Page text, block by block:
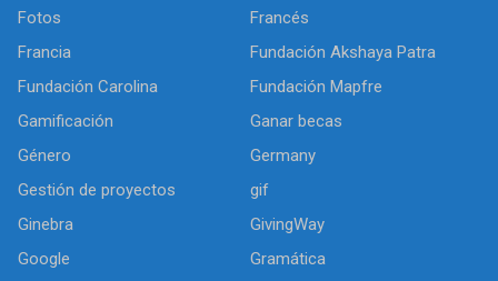
Fotos
Francés
Francia
Fundación Akshaya Patra
Fundación Carolina
Fundación Mapfre
Gamificación
Ganar becas
Género
Germany
Gestión de proyectos
gif
Ginebra
GivingWay
Google
Gramática